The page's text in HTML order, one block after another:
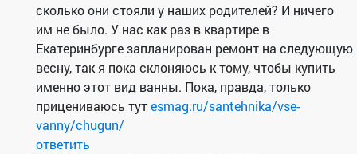
сколько они стояли у наших родителей? И ничего
им не было. У нас как раз в квартире в
Екатеринбурге запланирован ремонт на следующую
весну, так я пока склоняюсь к тому, чтобы купить
именно этот вид ванны. Пока, правда, только
прицениваюсь тутesmag.ru/santehnika/vse-
vanny/chugun/
ответить